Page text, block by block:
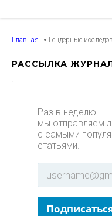
Главная Гендерные
РАССЫЛКА
Раз в неделю
мы отправляем
с самыми
статьями.